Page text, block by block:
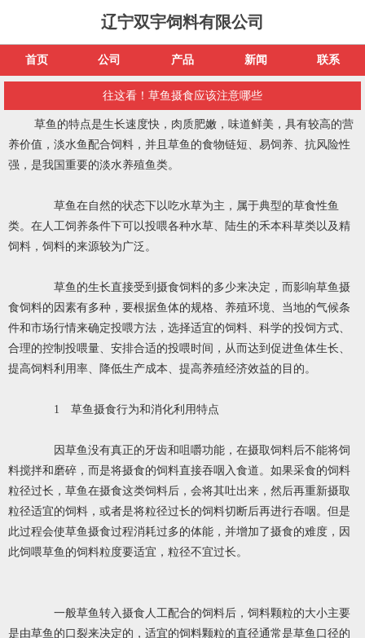
辽宁双宇饲料有限公司
首页 公司 产品 新闻 联系
往这看！草鱼摄食应该注意哪些
草鱼的特点是生长速度快，肉质肥嫩，味道鲜美，具有较高的营
养价值，淡水鱼配合饲料，并且草鱼的食物链短、易饲养、抗风险性
强，是我国重要的淡水养殖鱼类。
草鱼在自然的状态下以吃水草为主，属于典型的草食性鱼
类。在人工饲养条件下可以投喂各种水草、陆生的禾本科草类以及精
饲料，饲料的来源较为广泛。
草鱼的生长直接受到摄食饲料的多少来决定，而影响草鱼摄
食饲料的因素有多种，要根据鱼体的规格、养殖环境、当地的气候条
件和市场行情来确定投喂方法，选择适宜的饲料、科学的投饲方式、
合理的控制投喂量、安排合适的投喂时间，从而达到促进鱼体生长、
提高饲料利用率、降低生产成本、提高养殖经济效益的目的。
1 草鱼摄食行为和消化利用特点
因草鱼没有真正的牙齿和咀嚼功能，在摄取饲料后不能将饲
料搅拌和磨碎，而是将摄食的饲料直接吞咽入食道。如果采食的饲料
粒径过长，草鱼在摄食这类饲料后，会将其吐出来，然后再重新摄取
粒径适宜的饲料，或者是将粒径过长的饲料切断后再进行吞咽。但是
此过程会使草鱼摄食过程消耗过多的体能，并增加了摄食的难度，因
此饲喂草鱼的饲料粒度要适宜，粒径不宜过长。
一般草鱼转入摄食人工配合的饲料后，饲料颗粒的大小主要
是由草鱼的口裂来决定的，适宜的饲料颗粒的直径通常是草鱼口径的